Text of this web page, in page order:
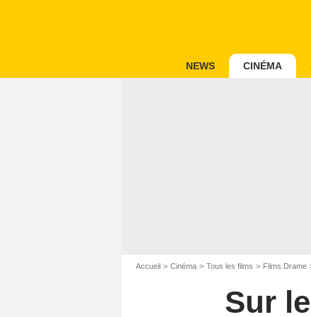
NEWS CINÉMA
Accueil Cinéma Tous les films Films Drame
Sur